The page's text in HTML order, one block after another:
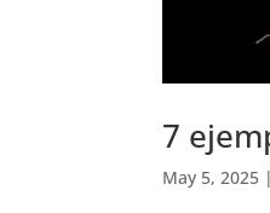
7
May 5, 2025